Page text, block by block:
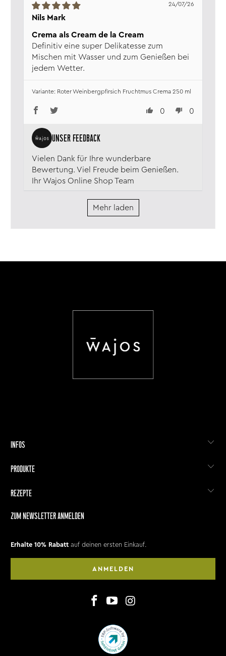
Nils Mark
24/07/26
Crema als Cream de la Cream
Definitiv eine super Delikatesse zum
Mischen mit Wasser und zum Genießen bei
jedem Wetter.
0 0
Vielen Dank für Ihre wunderbare
Bewertung. Viel Freude beim Genießen.
Ihr Wajos Online Shop Team
Roter Weinbergpfirsich Fruchtmus Crema 250 ml
Mehr laden
INFOS
PRODUKTE
REZEPTE
ZUM NEWSLETTER ANMELDEN
Erhalte 10% Rabatt auf deinen ersten Einkauf.
ANMELDEN